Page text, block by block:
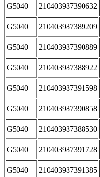
G5040 210403987390632
G5040 210403987389209
G5040 210403987390889
G5040 210403987388922
G5040 210403987391598
G5040 210403987390858
G5040 210403987388530
G5040 210403987391728
G5040 210403987391385